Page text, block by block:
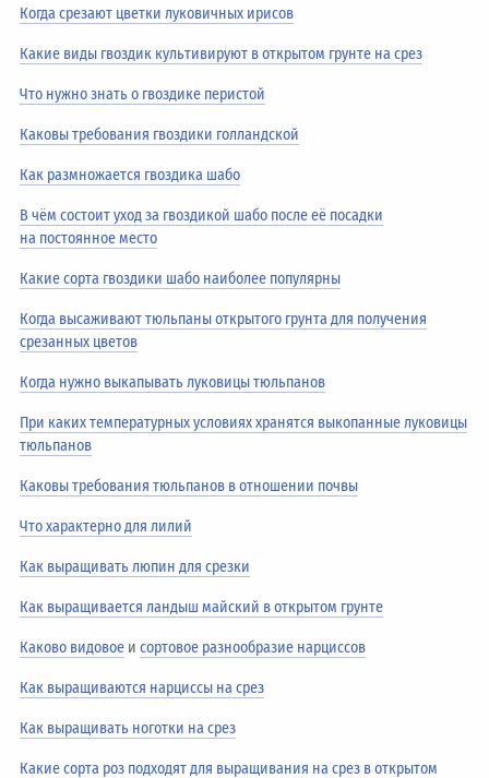
Когда срезают цветки луковичных ирисов
Какие виды гвоздик культивируют в открытом грунте на срез
Что нужно знать о гвоздике перистой
Каковы требования гвоздики голландской
Как размножается гвоздика шабо
В чём состоит уход за гвоздикой шабо после её посадки
на постоянное место
Какие сорта гвоздики шабо наиболее популярны
Когда высаживают тюльпаны открытого грунта для получения
срезанных цветов
Когда нужно выкапывать луковицы тюльпанов
При каких температурных условиях хранятся выкопанные луковицы
тюльпанов
Каковы требования тюльпанов в отношении почвы
Что характерно для лилий
Как выращивать люпин для срезки
Как выращивается ландыш майский в открытом грунте
Каково видовое исортовое разнообразие нарциссов
Как выращиваются нарциссы на срез
Как выращивать ноготки на срез
Какие сорта роз подходят для выращивания на срез в открытом